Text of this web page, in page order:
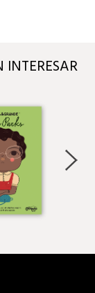
INTERESAR